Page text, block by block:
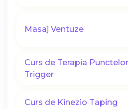
Masaj Ventuze
Curs de Terapia Punctelor
Trigger
Curs de Kinezio Taping